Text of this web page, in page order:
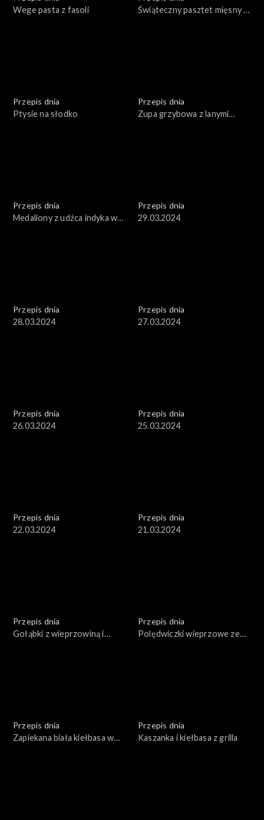
Wege pasta z fasoli
Świąteczny pasztet mięsny z
Przepis dnia
Ptysie na słodko
Przepis dnia
Zupa grzybowa z lanymi
Przepis dnia
Medaliony z udźca indyka w
Przepis dnia
29.03.2024
Przepis dnia
28.03.2024
Przepis dnia
27.03.2024
Przepis dnia
26.03.2024
Przepis dnia
25.03.2024
Przepis dnia
22.03.2024
Przepis dnia
21.03.2024
Przepis dnia
Gołąbki z wieprzowiną i
Przepis dnia
Polędwiczki wieprzowe ze
Przepis dnia
Zapiekana biała kiełbasa w
Przepis dnia
Kaszanka i kiełbasa z grilla